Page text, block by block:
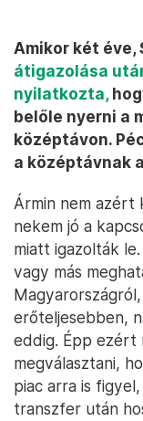
Amikor két éve,
átigazolása
nyilatkozta,
belőle nyerni a
középtávon.
a középtávnak
Ármin nem azért
nekem jó a
miatt igazolták
vagy más
erőteljesebben,
eddig. Épp ezért
megválasztani,
piac arra is
transzfer után